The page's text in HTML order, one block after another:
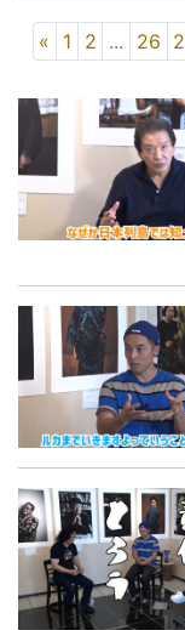
« 1 2 ... 26